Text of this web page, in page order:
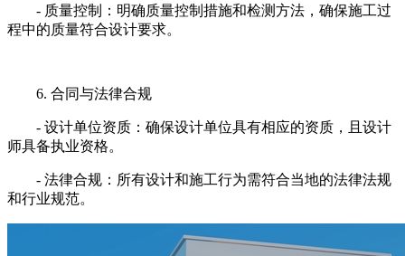
- 质量控制：明确质量控制措施和检测方法，确保施工过
程中的质量符合设计要求。
6. 合同与法律合规
- 设计单位资质：确保设计单位具有相应的资质，且设计
师具备执业资格。
- 法律合规：所有设计和施工行为需符合当地的法律法规
和行业规范。